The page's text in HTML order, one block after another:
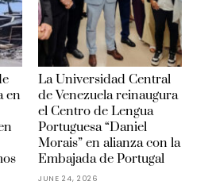
en
La Universidad Central
de Venezuela reinaugura
el Centro de Lengua
Portuguesa “Daniel
Morais” en alianza con la
Embajada de Portugal
JUNE 24, 2026